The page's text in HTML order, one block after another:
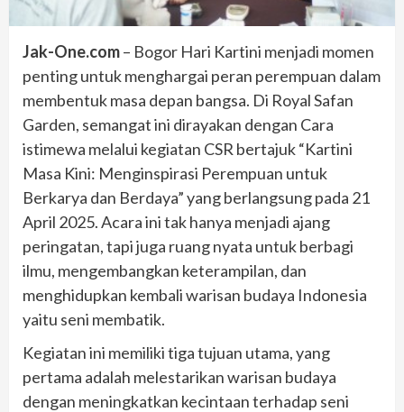
Jak-One.com– Bogor Hari Kartini menjadi momen
penting untuk menghargai peran perempuan dalam
membentuk masa depan bangsa. Di Royal Safan
Garden, semangat ini dirayakan dengan Cara
istimewa melalui kegiatan CSR bertajuk “Kartini
Masa Kini: Menginspirasi Perempuan untuk
Berkarya dan Berdaya” yang berlangsung pada 21
April 2025. Acara ini tak hanya menjadi ajang
peringatan, tapi juga ruang nyata untuk berbagi
ilmu, mengembangkan keterampilan, dan
menghidupkan kembali warisan budaya Indonesia
yaitu seni membatik.
Kegiatan ini memiliki tiga tujuan utama, yang
pertama adalah melestarikan warisan budaya
dengan meningkatkan kecintaan terhadap seni